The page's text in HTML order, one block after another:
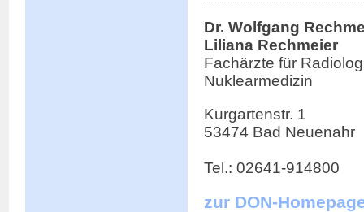
Dr. Wolfgang
Liliana Rechmeier
Fachärzte für
Nuklearmedizin
Kurgartenstr. 1
53474 Bad Neuenahr
Tel.: 02641-914800
zur DON-